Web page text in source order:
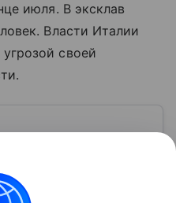
июля. В эксклав
Власти Италии
своей
Испании,
побережье Африки.